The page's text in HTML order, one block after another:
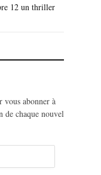
12 un thriller
vous abonner à
de chaque nouvel